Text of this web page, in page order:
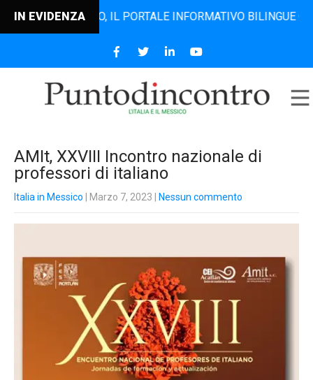
IN EVIDENZAIL PORTALE INFORMATIVO BILINGUE CHE
AMIt, XXVIII Incontro nazionale di
professori di italiano
Italia in Messico | Marzo 7, 2023 Nessun commento